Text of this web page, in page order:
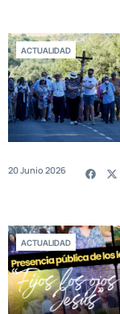
ACTUALIDAD
20 Junio 2026
ACTUALIDAD